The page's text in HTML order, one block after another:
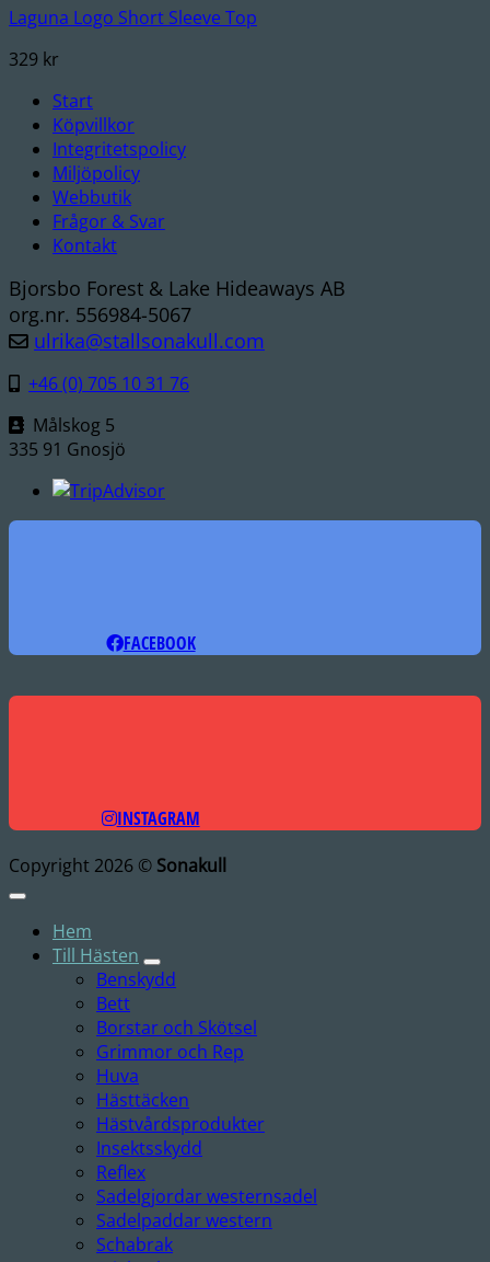
Laguna Logo Short Sleeve Top
329 kr
Start
Köpvillkor
Integritetspolicy
Miljöpolicy
Webbutik
Frågor & Svar
Kontakt
Bjorsbo Forest & Lake Hideaways AB
org.nr. 556984-5067
ulrika@stallsonakull.com
+46 (0) 705 10 31 76
Målskog 5
335 91 Gnosjö
FACEBOOK
INSTAGRAM
Copyright 2026 © Sonakull
Hem
Till Hästen
Benskydd
Bett
Borstar och Skötsel
Grimmor och Rep
Huva
Hästtäcken
Hästvårdsprodukter
Insektsskydd
Reflex
Sadelgjordar westernsadel
Sadelpaddar western
Schabrak